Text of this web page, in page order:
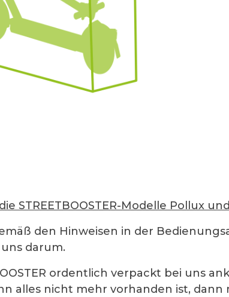
STREETBOOSTER-Modelle Pollux
den Hinweisen in der
darum.
ordentlich verpackt bei uns
alles nicht mehr vorhanden ist, dann